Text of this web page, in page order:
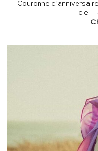
Couronne
ciel –